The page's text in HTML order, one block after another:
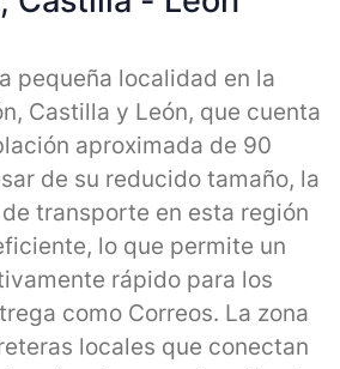
pequeña localidad en la
Castilla y León, que cuenta
aproximada de 90
de su reducido tamaño, la
transporte en esta región
lo que permite un
rápido para los
como Correos. La zona
locales que conectan